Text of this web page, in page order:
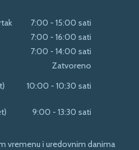
7:00 - 15:00 sati
7:00 - 16:00 sati
7:00 - 14:00 sati
Zatvoreno
10:00 - 10:30 sati
9:00 - 13:30 sati
vremenu i uredovnim danima